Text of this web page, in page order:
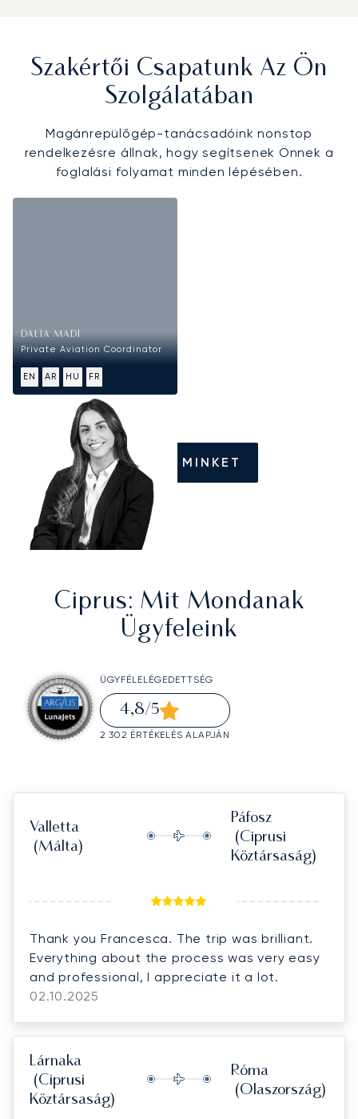
Szakértői Csapatunk Az Ön
Szolgálatában
Magánrepülőgép-tanácsadóink nonstop
rendelkezésre állnak, hogy segítsenek Önnek a
foglalási folyamat minden lépésében.
DALIA MADI
Private Aviation Coordinator
EN AR HU FR
HÍVJON MINKET
Ciprus: Mit Mondanak
Ügyfeleink
ÜGYFÉLELÉGEDETTSÉG
4,8/5
2 302 ÉRTÉKELÉS ALAPJÁN
Valletta
(Málta)
Páfosz
(Ciprusi
Köztársaság)
Thank you Francesca. The trip was brilliant.
Everything about the process was very easy
and professional, I appreciate it a lot.
02.10.2025
Lárnaka
(Ciprusi
Köztársaság)
Róma
(Olaszország)